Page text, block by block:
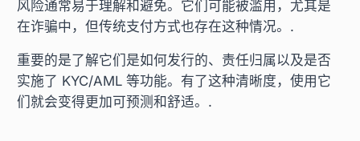
风险通常易于理解和避免。它们可能被滥用，尤其是
在诈骗中，但传统支付方式也存在这种情况。.
重要的是了解它们是如何发行的、责任归属以及是否
实施了 KYC/AML 等功能。有了这种清晰度，使用它
们就会变得更加可预测和舒适。.